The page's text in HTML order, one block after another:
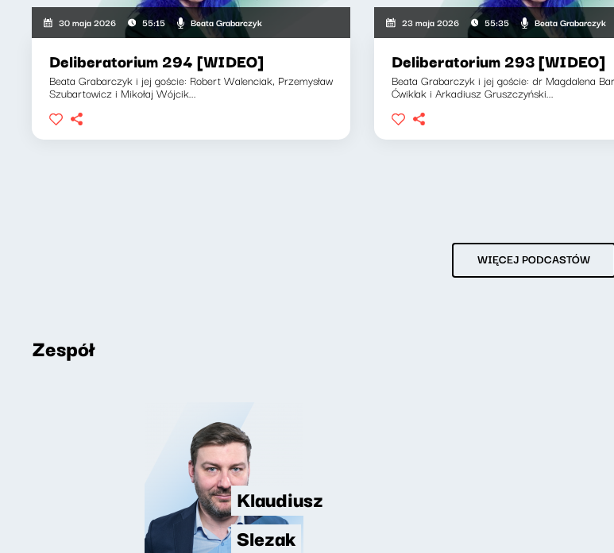
30 maja 2026 55:15 Beata Grabarczyk
Deliberatorium 294 [WIDEO]
Beata Grabarczyk i jej goście: Robert Walenciak, Przemysław
Szubartowicz i Mikołaj Wójcik...
23 maja 2026 55:35 Beata Grabarczyk
Deliberatorium 293 [WIDEO]
Beata Grabarczyk i jej goście: dr Magdalena
Ćwiklak i Arkadiusz Gruszczyński...
WIĘCEJ PODCASTÓW
Zespół
Klaudiusz
Slezak